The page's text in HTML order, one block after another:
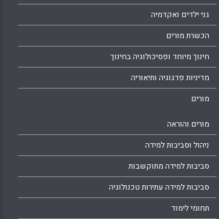
גני ילדים ואקדמיה
הכשרת מורים
חינוך מיוחד ופסיכולוגיה בחינוך
מדיניות פדגוגיה ותיאוריה
מורים
מורים והוראה
ניהול וסביבות למידה
סביבות למידה מתוקשבות
סביבות למידה עתירות טכנולוגיה
תחומי לימוד